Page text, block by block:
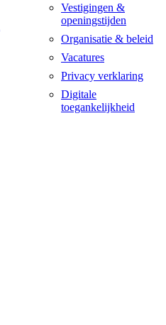
Vestigingen &
openingstijden
Organisatie & beleid
Vacatures
Privacy verklaring
Digitale
toegankelijkheid